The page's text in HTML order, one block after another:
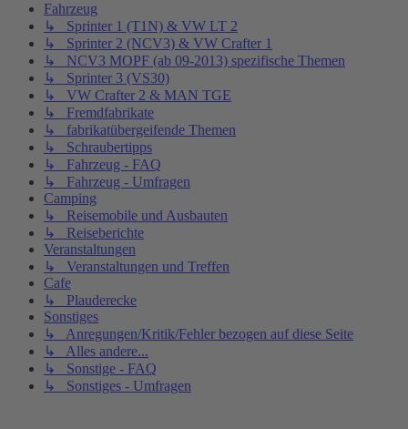
Fahrzeug
↳ Sprinter 1 (T1N) & VW LT 2
↳ Sprinter 2 (NCV3) & VW Crafter 1
↳ NCV3 MOPF (ab 09-2013) spezifische Themen
↳ Sprinter 3 (VS30)
↳ VW Crafter 2 & MAN TGE
↳ Fremdfabrikate
↳ fabrikatübergeifende Themen
↳ Schraubertipps
↳ Fahrzeug - FAQ
↳ Fahrzeug - Umfragen
Camping
↳ Reisemobile und Ausbauten
↳ Reiseberichte
Veranstaltungen
↳ Veranstaltungen und Treffen
Cafe
↳ Plauderecke
Sonstiges
↳ Anregungen/Kritik/Fehler bezogen auf diese Seite
↳ Alles andere...
↳ Sonstige - FAQ
↳ Sonstiges - Umfragen